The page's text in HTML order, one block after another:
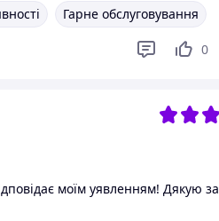
Гарне обслуговування
0
моїм уявленням! Дякую за